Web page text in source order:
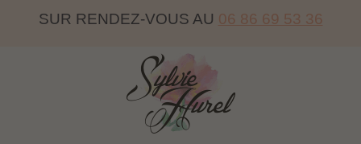
SUR RENDEZ-VOUS AU 06 86 69 53 36
Home